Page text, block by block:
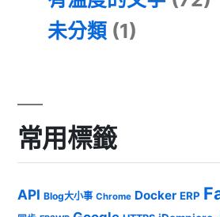
未分類 (1)
常用標籤
API Blog大小事 Chrome Docker ERP